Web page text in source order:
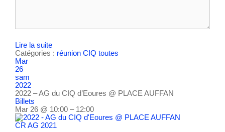
Lire la suite
Catégories : réunion CIQ toutes
Mar
26
sam
2022
2022 – AG du CIQ d’Eoures @ PLACE AUFFAN
Billets
Mar 26 @ 10:00 – 12:00
CR AG 2021